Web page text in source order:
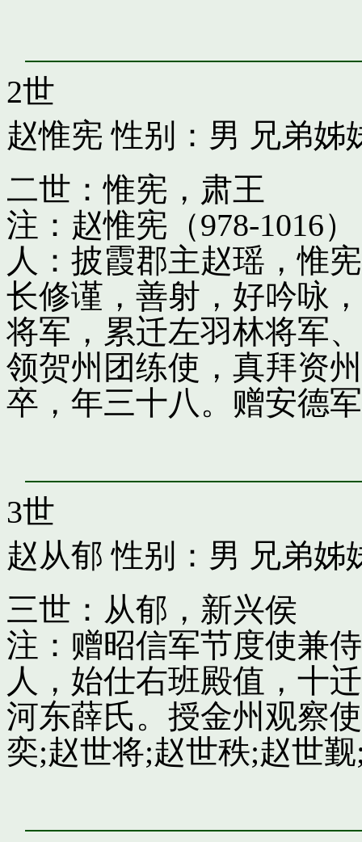
2世
赵惟宪 性别：男 兄弟姊
二世：惟宪，肃王
注：赵惟宪（978-1016
人：披霞郡主赵瑶，惟
长修谨，善射，好吟咏
将军，累迁左羽林将军
领贺州团练使，真拜资
卒，年三十八。赠安德
3世
赵从郁 性别：男 兄弟姊
三世：从郁，新兴侯
注：赠昭信军节度使兼
人，始仕右班殿值，十
河东薛氏。授金州观察
奕;赵世将;赵世秩;赵世